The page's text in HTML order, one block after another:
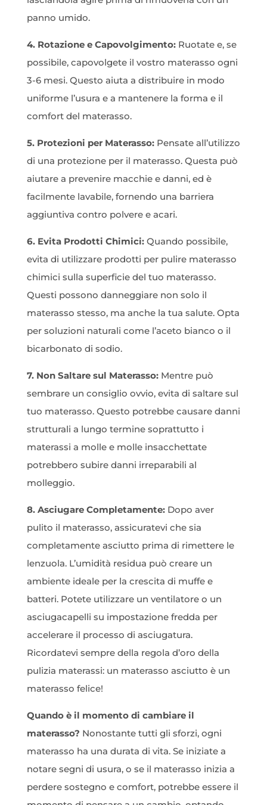
panno umido.
4. Rotazione e Capovolgimento:Ruotate e, se
possibile, capovolgete il vostro materasso ogni
3-6 mesi. Questo aiuta a distribuire in modo
uniforme l’usura e a mantenere la forma e il
comfort del materasso.
5. Protezioni per Materasso:Pensate all’utilizzo
di una protezione per il materasso. Questa può
aiutare a prevenire macchie e danni, ed è
facilmente lavabile, fornendo una barriera
aggiuntiva contro polvere e acari.
6. Evita Prodotti Chimici:Quando possibile,
evita di utilizzare prodotti per pulire materasso
chimici sulla superficie del tuo materasso.
Questi possono danneggiare non solo il
materasso stesso, ma anche la tua salute. Opta
per soluzioni naturali come l’aceto bianco o il
bicarbonato di sodio.
7. Non Saltare sul Materasso:Mentre può
sembrare un consiglio ovvio, evita di saltare sul
tuo materasso. Questo potrebbe causare danni
strutturali a lungo termine soprattutto i
materassi a molle e molle insacchettate
potrebbero subire danni irreparabili al
molleggio.
8. Asciugare Completamente:Dopo aver
pulito il materasso, assicuratevi che sia
completamente asciutto prima di rimettere le
lenzuola. L’umidità residua può creare un
ambiente ideale per la crescita di muffe e
batteri. Potete utilizzare un ventilatore o un
asciugacapelli su impostazione fredda per
accelerare il processo di asciugatura.
Ricordatevi sempre della regola d’oro della
pulizia materassi: un materasso asciutto è un
materasso felice!
Quando è il momento di cambiare il
materasso? Nonostante tutti gli sforzi, ogni
materasso ha una durata di vita. Se iniziate a
notare segni di usura, o se il materasso inizia a
perdere sostegno e comfort, potrebbe essere il